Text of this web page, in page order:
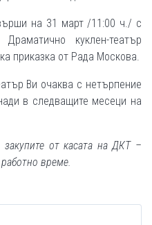
на 31 март /11:00 ч./ с
куклен-театър
приказка от Рада Москова.
Ви очаква с нетърпение
в следващите месеци на
от касата на ДКТ –
време.